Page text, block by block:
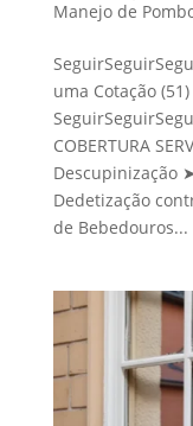
Manejo de
uma Cotação
COBERTURA
Descupinização
Dedetização
de Bebedouros...